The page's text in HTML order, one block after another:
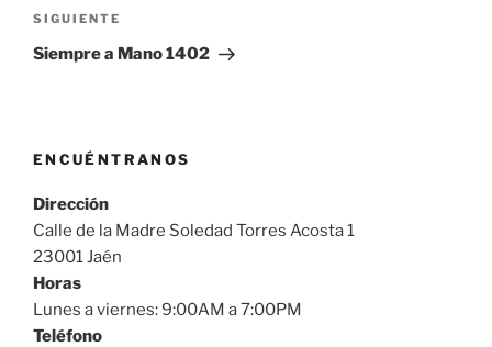
Siguiente
entrada
SIGUIENTE
Siempre a Mano 1402
ENCUÉNTRANOS
Dirección
Calle de la Madre Soledad Torres Acosta 1
23001 Jaén
Horas
Lunes a viernes: 9:00AM a 7:00PM
Teléfono